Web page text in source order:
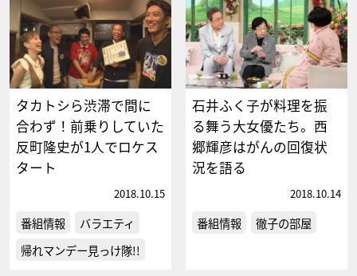
タカトシら渋滞で間に
合わず！前乗りしていた
反町隆史が1人でロケス
タート
2018.10.15
番組情報
バラエティ
帰れマンデー見っけ隊!!
石井ふく子が料理を振
る舞う大女優たち。西
郷輝彦はがんの回復状
況を語る
2018.10.14
番組情報 徹子の部屋